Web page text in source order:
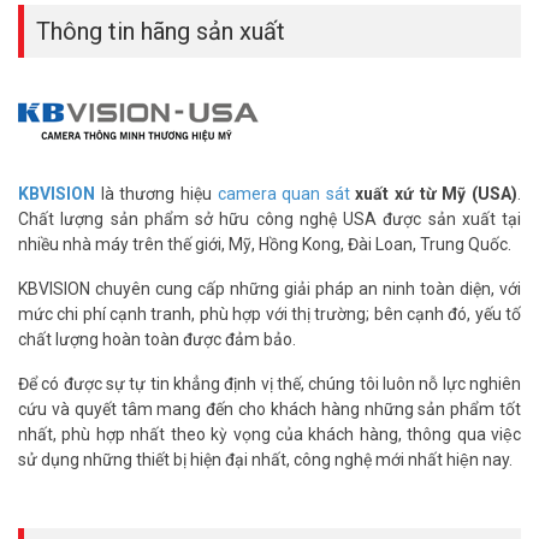
Để cập nhật thông tin giá thiết bị lưu trữ KBVISION mới nhất, quý
khách hàng vui lòng liên hệ HOTLINE 19009259 để được hỗ trợ tốt
nhất.
Tham khảo các kênh thông tin khác:
– Facebook:https://www.facebook.com/vuhoangtelecom/
Thông tin hãng sản xuất
KBVISION là thương hiệu camera quan sát xuất xứ từ Mỹ (USA)
Chất lượng sản phẩm sở hữu công nghệ USA được sản xuất tại
nhiều nhà máy trên thế giới, Mỹ, Hồng Kong, Đài Loan, Trung Quốc.
KBVISION chuyên cung cấp những giải pháp an ninh toàn diện, với
mức chi phí cạnh tranh, phù hợp với thị trường; bên cạnh đó, yếu tố
chất lượng hoàn toàn được đảm bảo.
Để có được sự tự tin khẳng định vị thế, chúng tôi luôn nỗ lực nghiên
cứu và quyết tâm mang đến cho khách hàng những sản phẩm tốt
nhất, phù hợp nhất theo kỳ vọng của khách hàng, thông qua việc
sử dụng những thiết bị hiện đại nhất, công nghệ mới nhất hiện nay.